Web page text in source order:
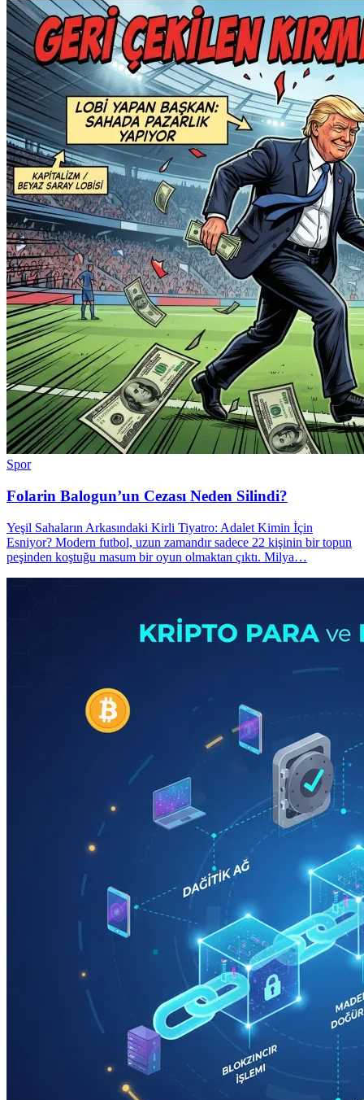
Spor
Folarin Balogun’un Cezası Neden Silindi?
Yeşil Sahaların Arkasındaki Kirli Tiyatro: Adalet Kimin İçin
Esniyor? Modern futbol, uzun zamandır sadece 22 kişinin bir topun
peşinden koştuğu masum bir oyun olmaktan çıktı. Milya…